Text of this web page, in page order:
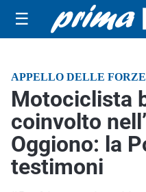
☰
APPELLO DELLE
Motociclista
coinvolto
Oggiono: la
testimoni